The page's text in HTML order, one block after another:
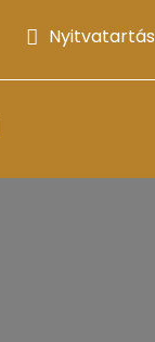
Nyitvatartás